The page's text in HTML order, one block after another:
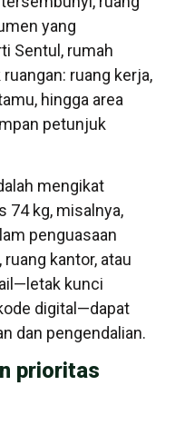
yang
Sentul, rumah
ruang kerja,
hingga area
petunjuk
mengikat
74 kg, misalnya,
penguasaan
kantor, atau
kunci
digital—dapat
dan pengendalian.
prioritas